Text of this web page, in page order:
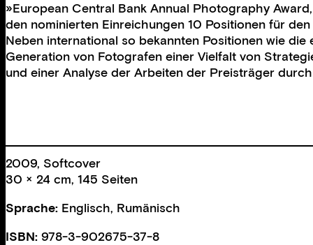
»European Central Bank Annual Photography
den nominierten Einreichungen 10 Positionen für
Neben international so bekannten Positionen wie
Generation von Fotografen einer Vielfalt von
und einer Analyse der Arbeiten der Preisträger
2009, Softcover
30 × 24 cm, 145 Seiten
Sprache: Englisch, Rumänisch
ISBN: 978-3-902675-37-8